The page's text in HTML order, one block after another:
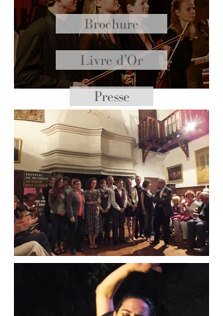
Brochure
Livre d'Or
Presse